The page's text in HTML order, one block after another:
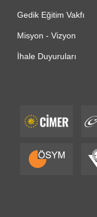
Gedik Eğitim Vakfı
Misyon - Vizyon
İhale Duyuruları